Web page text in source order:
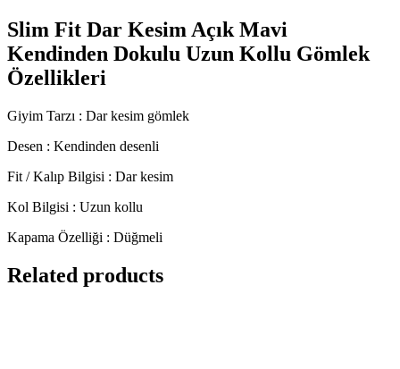
Slim Fit Dar Kesim Açık Mavi
Kendinden Dokulu Uzun Kollu Gömlek
Özellikleri
Giyim Tarzı : Dar kesim gömlek
Desen : Kendinden desenli
Fit / Kalıp Bilgisi : Dar kesim
Kol Bilgisi : Uzun kollu
Kapama Özelliği : Düğmeli
Related products